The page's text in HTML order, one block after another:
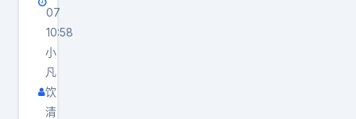
07
10:58
小
凡
饮
清